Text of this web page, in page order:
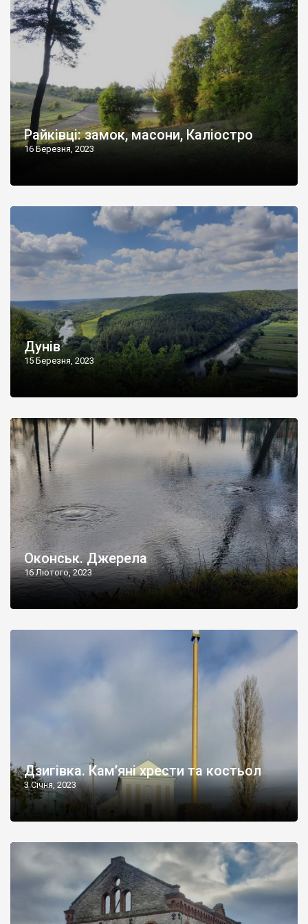
Райківці: замок, масони, Каліостро
16 Березня, 2023
Дунів
15 Березня, 2023
Оконськ. Джерела
16 Лютого, 2023
Дзигівка. Кам’яні хрести та костьол
3 Січня, 2023